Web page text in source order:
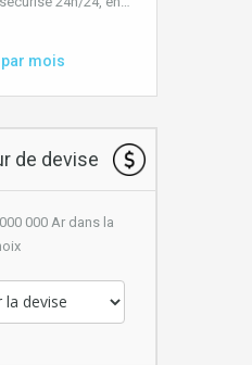
mois
de devise
000 Ar dans la